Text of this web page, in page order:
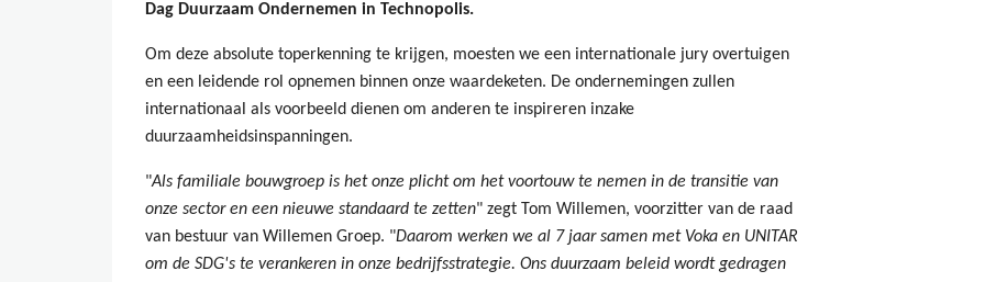
Dag Duurzaam Ondernemen in Technopolis.
Om deze absolute toperkenning te krijgen, moesten we een internationale jury overtuigen
en een leidende rol opnemen binnen onze waardeketen. De ondernemingen zullen
internationaal als voorbeeld dienen om anderen te inspireren inzake
duurzaamheidsinspanningen.
"Als familiale bouwgroep is het onze plicht om het voortouw te nemen in de transitie van
onze sector en een nieuwe standaard te zetten" zegt Tom Willemen, voorzitter van de raad
van bestuur van Willemen Groep. "Daarom werken we al 7 jaar samen met Voka en UNITAR
om de SDG's te verankeren in onze bedrijfsstrategie. Ons duurzaam beleid wordt gedragen